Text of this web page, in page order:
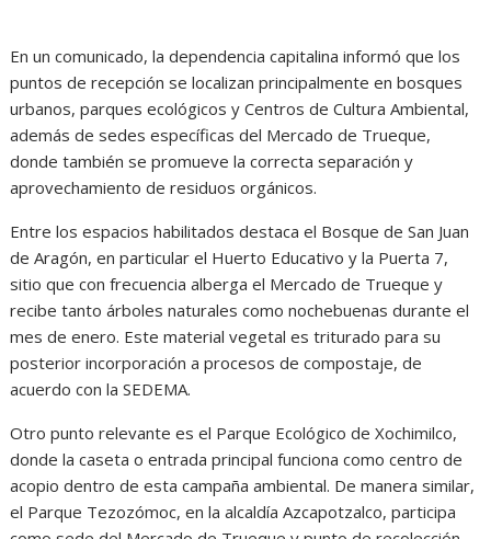
En un comunicado, la dependencia capitalina informó que los
puntos de recepción se localizan principalmente en bosques
urbanos, parques ecológicos y Centros de Cultura Ambiental,
además de sedes específicas del Mercado de Trueque,
donde también se promueve la correcta separación y
aprovechamiento de residuos orgánicos.
Entre los espacios habilitados destaca el Bosque de San Juan
de Aragón, en particular el Huerto Educativo y la Puerta 7,
sitio que con frecuencia alberga el Mercado de Trueque y
recibe tanto árboles naturales como nochebuenas durante el
mes de enero. Este material vegetal es triturado para su
posterior incorporación a procesos de compostaje, de
acuerdo con la SEDEMA.
Otro punto relevante es el Parque Ecológico de Xochimilco,
donde la caseta o entrada principal funciona como centro de
acopio dentro de esta campaña ambiental. De manera similar,
el Parque Tezozómoc, en la alcaldía Azcapotzalco, participa